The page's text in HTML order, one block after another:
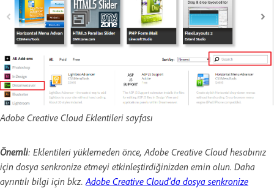
Adobe Creative Cloud Eklentileri sayfası
Önemli: Eklentileri yüklemeden önce, Adobe Creative Cloud hesabınız
için dosya senkronize etmeyi etkinleştirdiğinizden emin olun. Daha
ayrıntılı bilgi için bkz.Adobe Creative Cloud'da dosya senkronize